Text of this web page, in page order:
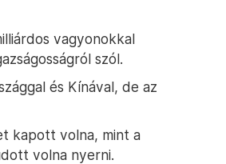
vagyonokkal
szól.
és Kínával, de az
kapott volna, mint a
volna nyerni.